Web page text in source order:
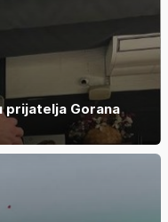
prijatelja Gorana